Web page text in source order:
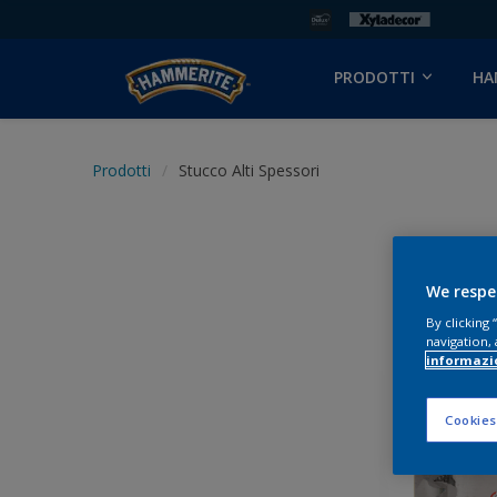
PRODOTTI
Prodotti Stucco Alti Spessori
We
By clicking
navigation,